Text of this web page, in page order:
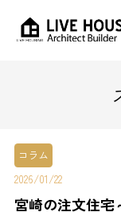
コラム
2026/01/22
宮崎の注文住宅